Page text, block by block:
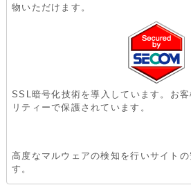
物いただけます。
SSL暗号化技術を導入しています。お
リティーで保護されています。
高度なマルウェアの検知を行いサイト
す。